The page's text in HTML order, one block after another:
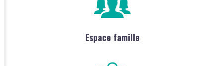
Espace famille